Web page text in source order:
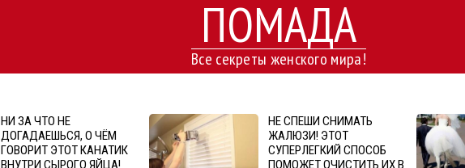
ПОМАДА
Все секреты женского мира!
НИ ЗА ЧТО НЕ
ДОГАДАЕШЬСЯ, О ЧЁМ
ГОВОРИТ ЭТОТ КАНАТИК
ВНУТРИ СЫРОГО ЯЙЦА!
НЕ СПЕШИ СНИМАТЬ
ЖАЛЮЗИ! ЭТОТ
СУПЕРЛЕГКИЙ СПОСОБ
ПОМОЖЕТ ОЧИСТИТЬ ИХ В